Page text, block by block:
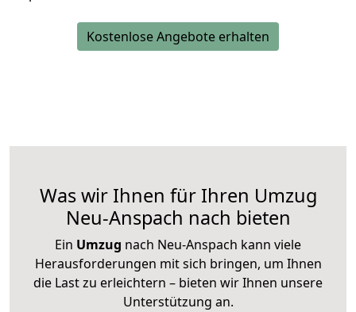
Kostenlose Angebote erhalten
Was wir Ihnen für Ihren Umzug
Neu-Anspach nach bieten
Ein Umzug nach Neu-Anspach kann viele
Herausforderungen mit sich bringen, um Ihnen
die Last zu erleichtern – bieten wir Ihnen unsere
Unterstützung an.